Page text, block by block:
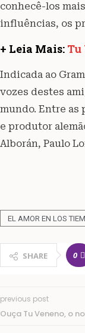
conhecê-los
influências, os
+ Leia Mais: Tu
Indicada ao
vozes destes
mundo. Entre as
e produtor
Alborán, Paulo
EL AMOR EN LOS
SHARE 0
previous post
Ouça Tu Veneno, o